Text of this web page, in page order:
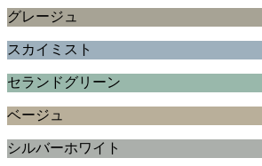
グレージュ
スカイミスト
セランドグリーン
ベージュ
シルバーホワイト